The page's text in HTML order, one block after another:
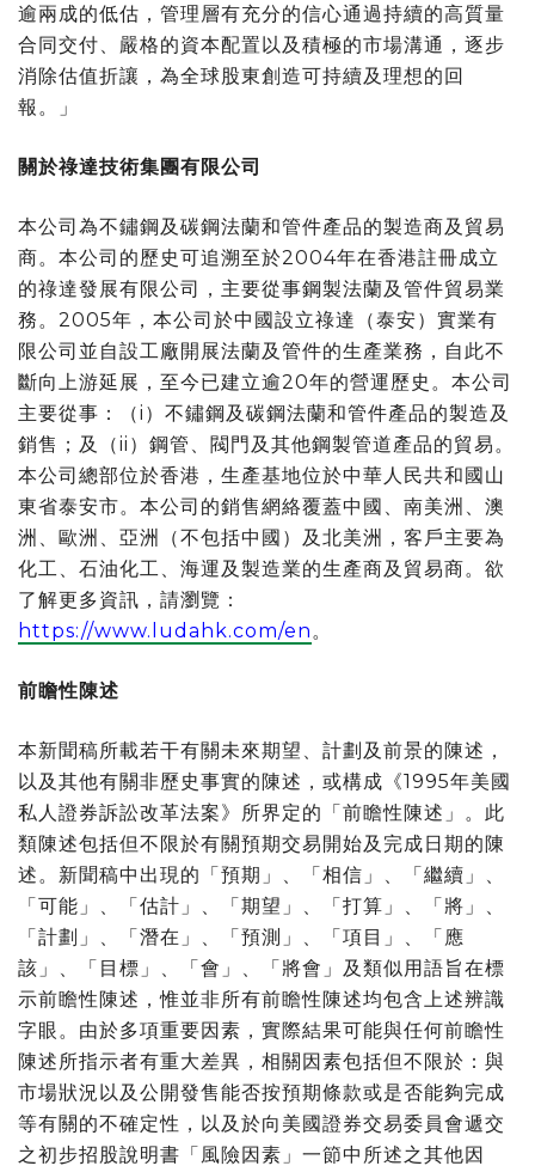
逾兩成的低估，管理層有充分的信心通過持續的高質量
合同交付、嚴格的資本配置以及積極的市場溝通，逐步
消除估值折讓，為全球股東創造可持續及理想的回
報。」
關於祿達技術集團有限公司
本公司為不鏽鋼及碳鋼法蘭和管件產品的製造商及貿易
商。本公司的歷史可追溯至於2004年在香港註冊成立
的祿達發展有限公司，主要從事鋼製法蘭及管件貿易業
務。2005年，本公司於中國設立祿達（泰安）實業有
限公司並自設工廠開展法蘭及管件的生產業務，自此不
斷向上游延展，至今已建立逾20年的營運歷史。本公司
主要從事：（i）不鏽鋼及碳鋼法蘭和管件產品的製造及
銷售；及（ii）鋼管、閥門及其他鋼製管道產品的貿易。
本公司總部位於香港，生產基地位於中華人民共和國山
東省泰安市。本公司的銷售網絡覆蓋中國、南美洲、澳
洲、歐洲、亞洲（不包括中國）及北美洲，客戶主要為
化工、石油化工、海運及製造業的生產商及貿易商。欲
了解更多資訊，請瀏覽：
https://www.ludahk.com/en 。
前瞻性陳述
本新聞稿所載若干有關未來期望、計劃及前景的陳述，
以及其他有關非歷史事實的陳述，或構成《1995年美國
私人證券訴訟改革法案》所界定的「前瞻性陳述」。此
類陳述包括但不限於有關預期交易開始及完成日期的陳
述。新聞稿中出現的「預期」、「相信」、「繼續」、
「可能」、「估計」、「期望」、「打算」、「將」、
「計劃」、「潛在」、「預測」、「項目」、「應
該」、「目標」、「會」、「將會」及類似用語旨在標
示前瞻性陳述，惟並非所有前瞻性陳述均包含上述辨識
字眼。由於多項重要因素，實際結果可能與任何前瞻性
陳述所指示者有重大差異，相關因素包括但不限於：與
市場狀況以及公開發售能否按預期條款或是否能夠完成
等有關的不確定性，以及於向美國證券交易委員會遞交
之初步招股說明書「風險因素」一節中所述之其他因